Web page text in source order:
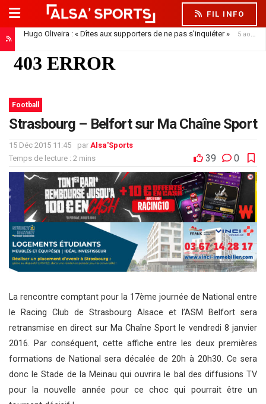
FIL INFO
Hugo Oliveira : « Dîtes aux supporters de ne pas s’inquiéter » 5 août 2026
Football
Strasbourg – Belfort sur Ma Chaîne Sport
15 Déc 2015 11:45 par Alsa'Sports
Temps de lecture : 2 mins
39 0
La rencontre comptant pour la 17ème journée de National entre
le Racing Club de Strasbourg Alsace et l’ASM Belfort sera
retransmise en direct sur Ma Chaîne Sport le vendredi 8 janvier
2016. Par conséquent, cette affiche entre les deux premières
formations de National sera décalée de 20h à 20h30. Ce sera
donc le Stade de la Meinau qui ouvrira le bal des diffusions TV
pour la nouvelle année pour ce choc qui pourrait être un